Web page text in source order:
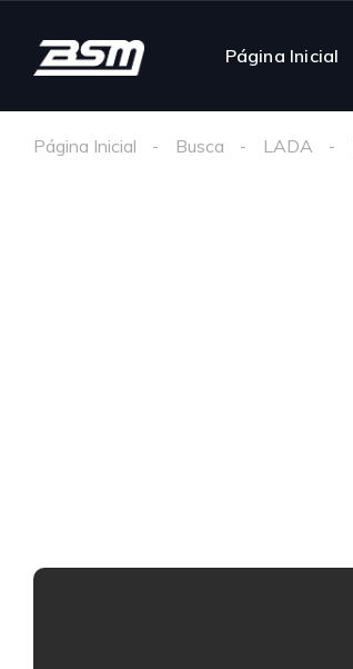
Página Inicial
Página Inicial Busca LADA